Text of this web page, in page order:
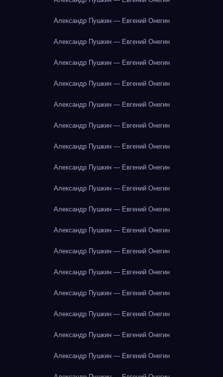
Александр Пушкин — Евгений Онегин
Александр Пушкин — Евгений Онегин
Александр Пушкин — Евгений Онегин
Александр Пушкин — Евгений Онегин
Александр Пушкин — Евгений Онегин
Александр Пушкин — Евгений Онегин
Александр Пушкин — Евгений Онегин
Александр Пушкин — Евгений Онегин
Александр Пушкин — Евгений Онегин
Александр Пушкин — Евгений Онегин
Александр Пушкин — Евгений Онегин
Александр Пушкин — Евгений Онегин
Александр Пушкин — Евгений Онегин
Александр Пушкин — Евгений Онегин
Александр Пушкин — Евгений Онегин
Александр Пушкин — Евгений Онегин
Александр Пушкин — Евгений Онегин